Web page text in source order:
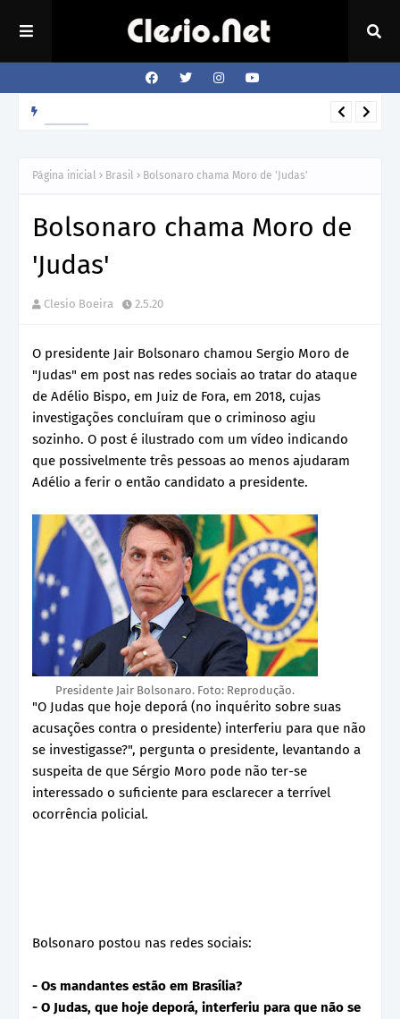
Como o cão sabe a hora que o dono volta para casa?
Página inicial Brasil Bolsonaro chama Moro de 'Judas'
Bolsonaro chama Moro de
'Judas'
Clesio Boeira 2.5.20
O presidente Jair Bolsonaro chamou Sergio Moro de
"Judas" em post nas redes sociais ao tratar do ataque
de Adélio Bispo, em Juiz de Fora, em 2018, cujas
investigações concluíram que o criminoso agiu
sozinho. O post é ilustrado com um vídeo indicando
que possivelmente três pessoas ao menos ajudaram
Adélio a ferir o então candidato a presidente.
Presidente Jair Bolsonaro. Foto: Reprodução.
"O Judas que hoje deporá (no inquérito sobre suas
acusações contra o presidente) interferiu para que não
se investigasse?", pergunta o presidente, levantando a
suspeita de que Sérgio Moro pode não ter-se
interessado o suficiente para esclarecer a terrível
ocorrência policial.
Bolsonaro postou nas redes sociais:
- Os mandantes estão em Brasília?
- O Judas, que hoje deporá, interferiu para que não se